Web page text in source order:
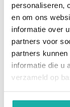
personaliseren,
en om ons
informatie over
partners voor
partners
informatie die u
verzameld op